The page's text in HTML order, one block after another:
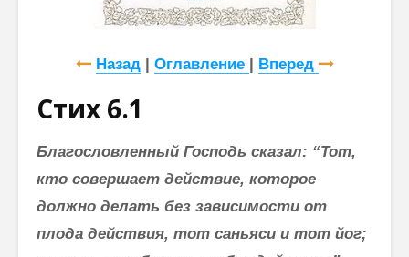
Назад| Оглавление Вперед
Стих 6.1
Благословленный Господь сказал: “Тот,
кто совершает действие, которое
должно делать без зависимости от
плода действия, тот саньяси и тот йог;